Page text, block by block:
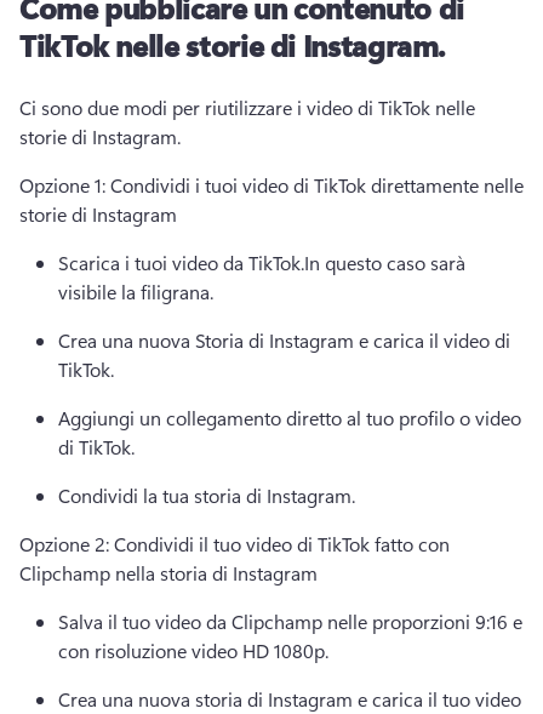
TikTok nelle storie di Instagram.
Ci sono due modi per riutilizzare i video di TikTok nelle
storie di Instagram.
Opzione 1: Condividi i tuoi video di TikTok direttamente nelle
storie di Instagram
Scarica i tuoi video da TikTok.In questo caso sarà
visibile la filigrana.
Crea una nuova Storia di Instagram e carica il video di
TikTok.
Aggiungi un collegamento diretto al tuo profilo o video
di TikTok.
Condividi la tua storia di Instagram.
Opzione 2: Condividi il tuo video di TikTok fatto con
Clipchamp nella storia di Instagram
Salva il tuo video da Clipchamp nelle proporzioni 9:16 e
con risoluzione video HD 1080p.
Crea una nuova storia di Instagram e carica il tuo video